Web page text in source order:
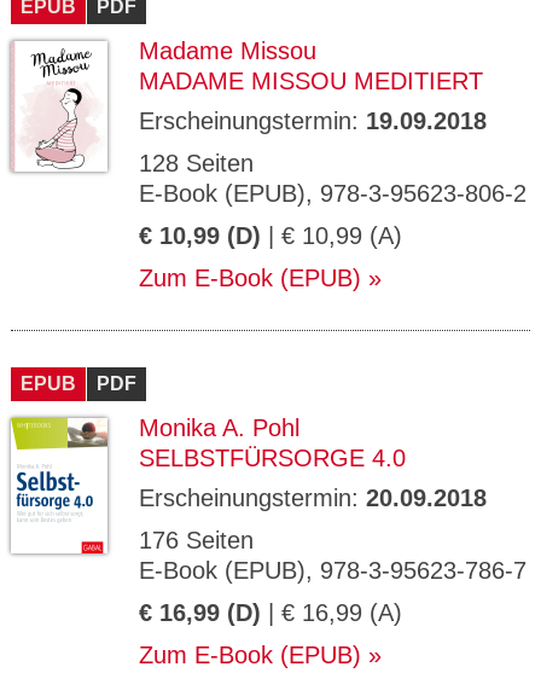
EPUB PDF
Madame Missou
MADAME MISSOU MEDITIERT
Erscheinungstermin: 19.09.2018
128 Seiten
E-Book (EPUB), 978-3-95623-806-2
€ 10,99 (D) | € 10,99 (A)
Zum E-Book (EPUB)
EPUB PDF
Monika A. Pohl
SELBSTFÜRSORGE 4.0
Erscheinungstermin: 20.09.2018
176 Seiten
E-Book (EPUB), 978-3-95623-786-7
€ 16,99 (D) | € 16,99 (A)
Zum E-Book (EPUB)